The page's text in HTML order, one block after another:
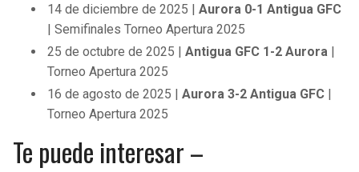
14 de diciembre de 2025 |Aurora 0-1 Antigua GFC
| Semifinales Torneo Apertura 2025
25 de octubre de 2025 |Antigua GFC 1-2 Aurora |
Torneo Apertura 2025
16 de agosto de 2025 |Aurora 3-2 Antigua GFC |
Torneo Apertura 2025
Te puede interesar –